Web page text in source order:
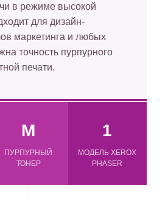
в режиме высокой
для дизайн-
маркетинга и любых
точность пурпурного
печати.
M
ПУРПУРНЫЙ
ТОНЕР
1
МОДЕЛЬ XEROX
PHASER